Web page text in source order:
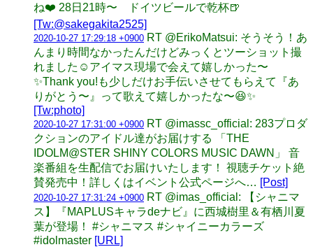
ね❤️ 28日21時〜 ドイツビールで乾杯🍺
[Tw:@sakegakita2525]
2020-10-27 17:29:18 +0900 RT @ErikoMatsui: そうそう！あ
んまり時間なかったんだけどみっくとツーショット撮
れました☺️アイマス現場で会えて嬉しかった〜
✨Thank you!も少しだけお手伝いさせてもらえて『あ
りがとう〜』って歌えて嬉しかったな〜😆✨
[Tw:photo]
2020-10-27 17:31:00 +0900 RT @imassc_official: 283プロダ
クションのアイドル達がお届けする 「THE
IDOLM@STER SHINY COLORS MUSIC DAWN」 音
楽番組を生配信でお届けいたします！ 視聴チケット絶
賛発売中！詳しくはイベント公式ページへ… [Post]
2020-10-27 17:31:24 +0900 RT @imas_official: 【シャニマ
ス】『MAPLUSキャラdeナビ』に西城樹里＆有栖川夏
葉が登場！ #シャニマス #シャイニーカラーズ
#idolmaster [URL]